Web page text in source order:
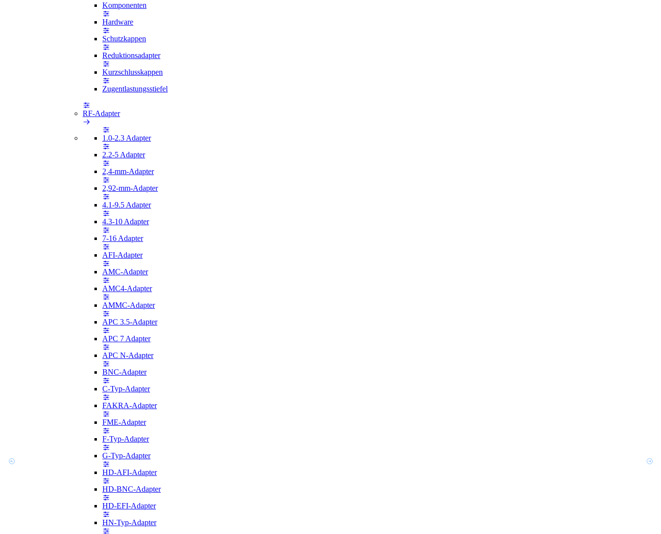
Komponenten
Hardware
Schutzkappen
Reduktionsadapter
Kurzschlusskappen
Zugentlastungsstiefel
RF-Adapter
1.0-2.3 Adapter
2.2-5 Adapter
2,4-mm-Adapter
2,92-mm-Adapter
4.1-9.5 Adapter
4.3-10 Adapter
7-16 Adapter
AFI-Adapter
AMC-Adapter
AMC4-Adapter
AMMC-Adapter
APC 3.5-Adapter
APC 7 Adapter
APC N-Adapter
BNC-Adapter
C-Typ-Adapter
FAKRA-Adapter
FME-Adapter
F-Typ-Adapter
G-Typ-Adapter
HD-AFI-Adapter
HD-BNC-Adapter
HD-EFI-Adapter
HN-Typ-Adapter